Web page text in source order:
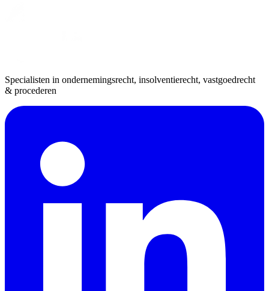
Specialisten in ondernemingsrecht, insolventierecht, vastgoedrecht
& procederen